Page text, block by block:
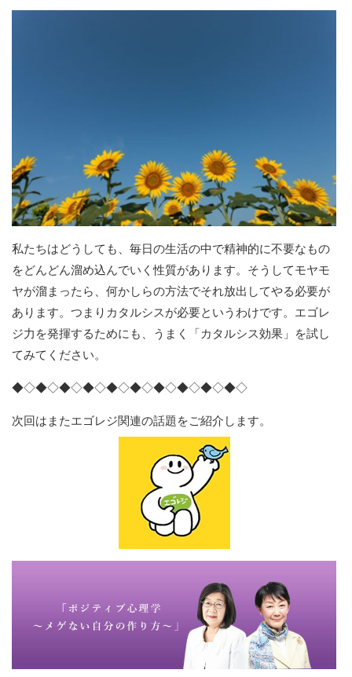
私たちはどうしても、毎日の生活の中で精神的に不要なもの
をどんどん溜め込んでいく性質があります。そうしてモヤモ
ヤが溜まったら、何かしらの方法でそれ放出してやる必要が
あります。つまりカタルシスが必要というわけです。エゴレ
ジ力を発揮するためにも、うまく「カタルシス効果」を試し
てみてください。
◆◇◆◇◆◇◆◇◆◇◆◇◆◇◆◇◆◇◆◇
次回はまたエゴレジ関連の話題をご紹介します。